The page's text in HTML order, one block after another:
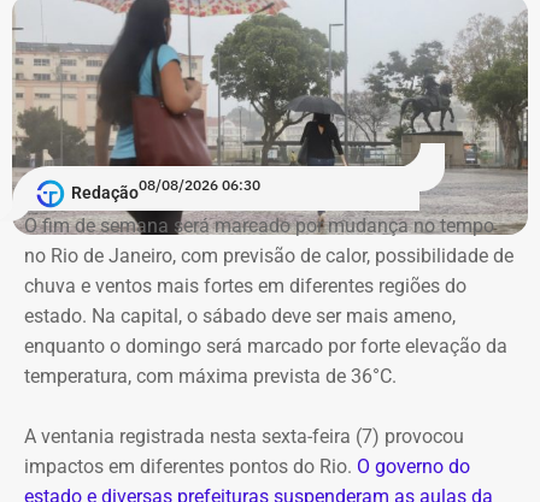
dia de 2017, o novo prefeito exonerou, de uma só tacada,
todos os nomeados por Paes. Inclusive ele.
Mas, ao que tudo indica, o hoje candidato do Novo
gostou da experiência. Em 21 de fevereiro, ele foi de novo
nomeado na prefeitura, dessa vez, na Secretaria
Municipal de Assistência Social e Direitos Humanos.
E com data retroativa: valendo a partir de 1º de janeiro.
Redação08/08/2026 06:30
O fim de semana será marcado por mudança no tempo
no Rio de Janeiro, com previsão de calor, possibilidade de
chuva e ventos mais fortes em diferentes regiões do
estado. Na capital, o sábado deve ser mais ameno,
enquanto o domingo será marcado por forte elevação da
temperatura, com máxima prevista de 36°C.
A ventania registrada nesta sexta-feira (7) provocou
impactos em diferentes pontos do Rio. O governo do
estado e diversas prefeituras suspenderam as aulas da